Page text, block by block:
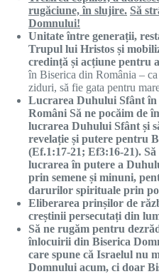
rugăciune, în slujire. Să
Domnului!
Unitate între generații,
Trupul lui Hristos și
credință și acțiune pentru
în Biserica din România –
ziduri, să fie gata pentru
Lucrarea Duhului Sfânt în
Români Să ne pocăim de
lucrarea Duhului Sfânt și
revelație și putere pentru
(Ef.1:17-21; Ef3:16-21). Să
lucrarea în putere a
prin semene și minuni,
darurilor spirituale prin
Eliberarea prinșilor de
creștinii persecutați din
Să ne rugăm pentru
înlocuirii din Biserica
care spune că Israelul nu
Domnului acum, ci doar